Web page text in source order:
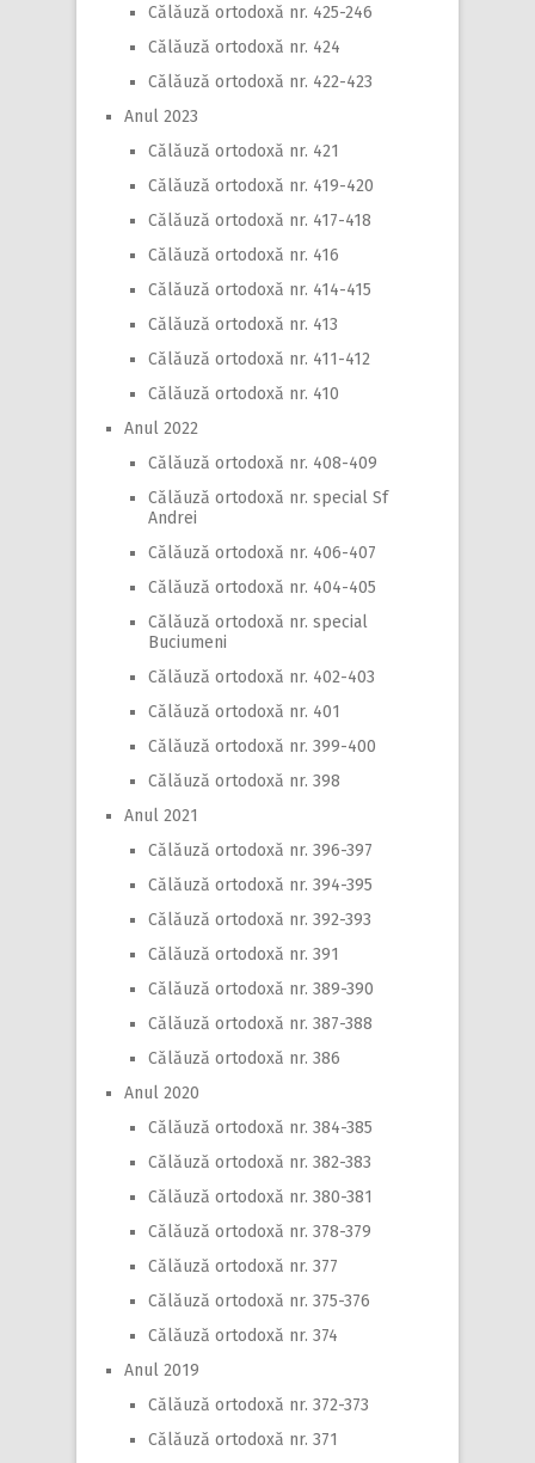
Călăuză ortodoxă nr. 425-246
Călăuză ortodoxă nr. 424
Călăuză ortodoxă nr. 422-423
Anul 2023
Călăuză ortodoxă nr. 421
Călăuză ortodoxă nr. 419-420
Călăuză ortodoxă nr. 417-418
Călăuză ortodoxă nr. 416
Călăuză ortodoxă nr. 414-415
Călăuză ortodoxă nr. 413
Călăuză ortodoxă nr. 411-412
Călăuză ortodoxă nr. 410
Anul 2022
Călăuză ortodoxă nr. 408-409
Călăuză ortodoxă nr. special Sf
Andrei
Călăuză ortodoxă nr. 406-407
Călăuză ortodoxă nr. 404-405
Călăuză ortodoxă nr. special
Buciumeni
Călăuză ortodoxă nr. 402-403
Călăuză ortodoxă nr. 401
Călăuză ortodoxă nr. 399-400
Călăuză ortodoxă nr. 398
Anul 2021
Călăuză ortodoxă nr. 396-397
Călăuză ortodoxă nr. 394-395
Călăuză ortodoxă nr. 392-393
Călăuză ortodoxă nr. 391
Călăuză ortodoxă nr. 389-390
Călăuză ortodoxă nr. 387-388
Călăuză ortodoxă nr. 386
Anul 2020
Călăuză ortodoxă nr. 384-385
Călăuză ortodoxă nr. 382-383
Călăuză ortodoxă nr. 380-381
Călăuză ortodoxă nr. 378-379
Călăuză ortodoxă nr. 377
Călăuză ortodoxă nr. 375-376
Călăuză ortodoxă nr. 374
Anul 2019
Călăuză ortodoxă nr. 372-373
Călăuză ortodoxă nr. 371